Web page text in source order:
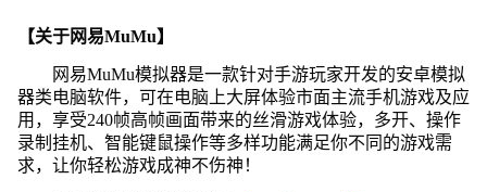
【关于网易MuMu】
网易MuMu模拟器是一款针对手游玩家开发的安卓模拟
器类电脑软件，可在电脑上大屏体验市面主流手机游戏及应
用，享受240帧高帧画面带来的丝滑游戏体验，多开、操作
录制挂机、智能键鼠操作等多样功能满足你不同的游戏需
求，让你轻松游戏成神不伤神！